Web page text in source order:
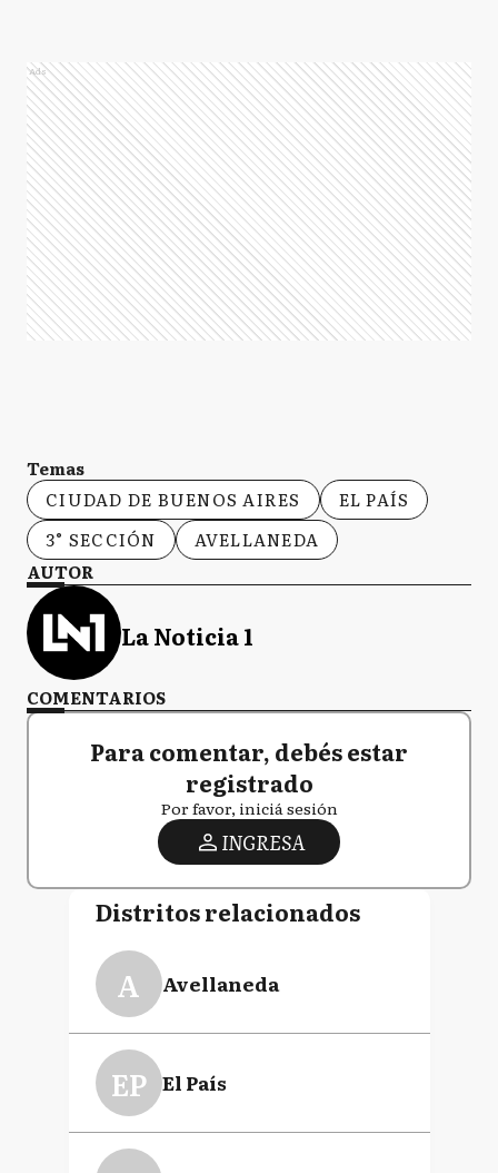
Ads
Temas
CIUDAD DE BUENOS AIRES
EL PAÍS
3° SECCIÓN
AVELLANEDA
AUTOR
La Noticia 1
COMENTARIOS
Para comentar, debés estar
registrado
Por favor, iniciá sesión
INGRESA
Distritos relacionados
A Avellaneda
EP El País